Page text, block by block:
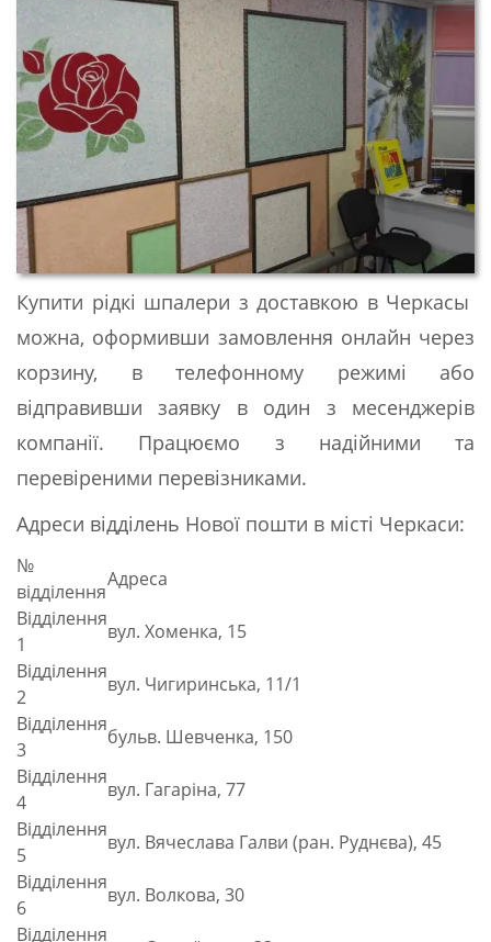
Купити рідкі шпалери з доставкою в Черкасы
можна, оформивши замовлення онлайн через
корзину, в телефонному режимі або
відправивши заявку в один з месенджерів
компанії. Працюємо з надійними та
перевіреними перевізниками.
Адреси відділень Нової пошти в місті Черкаси:
№
відділення
Адреса
Відділення
1
вул. Хоменка, 15
Відділення
2
вул. Чигиринська, 11/1
Відділення
3
бульв. Шевченка, 150
Відділення
4
вул. Гагаріна, 77
Відділення
5
вул. Вячеслава Галви (ран. Руднєва), 45
Відділення
6
вул. Волкова, 30
Відділення